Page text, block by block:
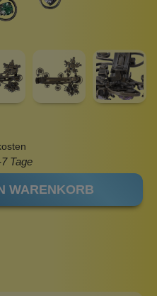
Tage
WARENKORB